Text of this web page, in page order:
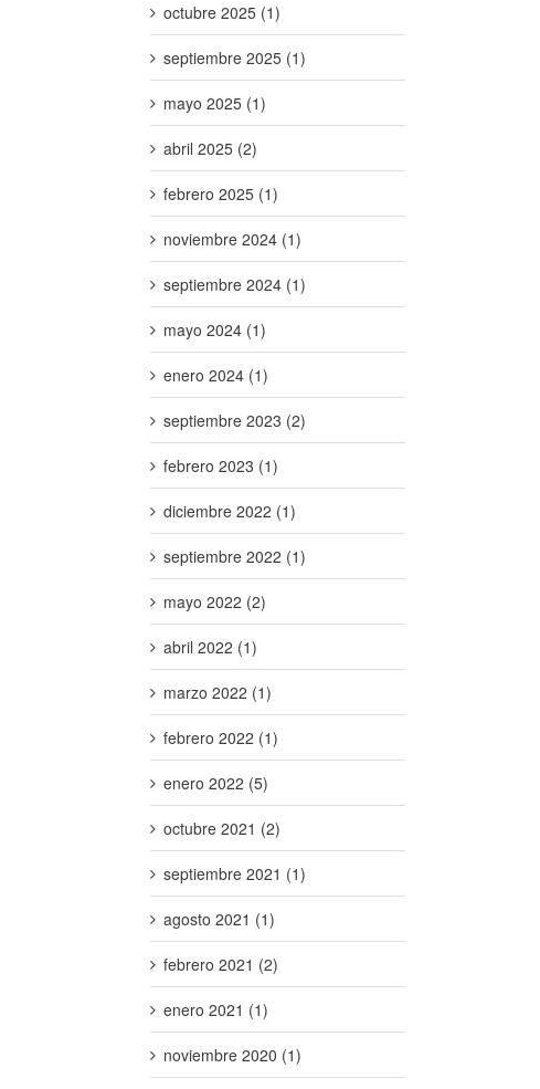
octubre 2025 (1)
septiembre 2025 (1)
mayo 2025 (1)
abril 2025 (2)
febrero 2025 (1)
noviembre 2024 (1)
septiembre 2024 (1)
mayo 2024 (1)
enero 2024 (1)
septiembre 2023 (2)
febrero 2023 (1)
diciembre 2022 (1)
septiembre 2022 (1)
mayo 2022 (2)
abril 2022 (1)
marzo 2022 (1)
febrero 2022 (1)
enero 2022 (5)
octubre 2021 (2)
septiembre 2021 (1)
agosto 2021 (1)
febrero 2021 (2)
enero 2021 (1)
noviembre 2020 (1)